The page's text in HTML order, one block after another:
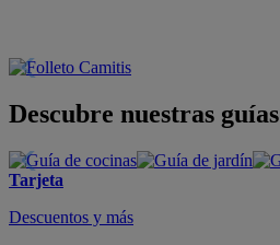
Descubre nuestras guías
Tarjeta
Descuentos y más